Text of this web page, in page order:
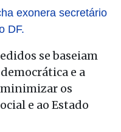
exonera secretário
DF.
se baseiam
e a
os
e ao Estado